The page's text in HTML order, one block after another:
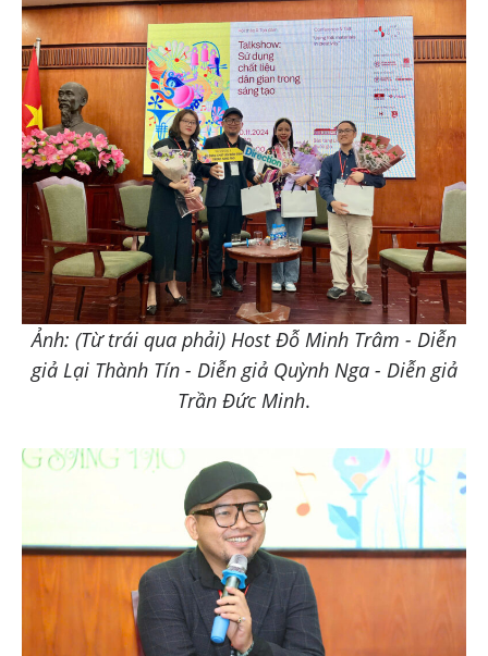
Ảnh: (Từ trái qua phải) Host Đỗ Minh Trâm - Diễn
giả Lại Thành Tín - Diễn giả Quỳnh Nga - Diễn giả
Trần Đức Minh.